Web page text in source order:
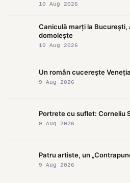
10 Aug 2026
Caniculă marți la București,
domolește
10 Aug 2026
Un român cucerește
9 Aug 2026
Portrete cu suflet: Corneliu
9 Aug 2026
Patru artiste, un
9 Aug 2026